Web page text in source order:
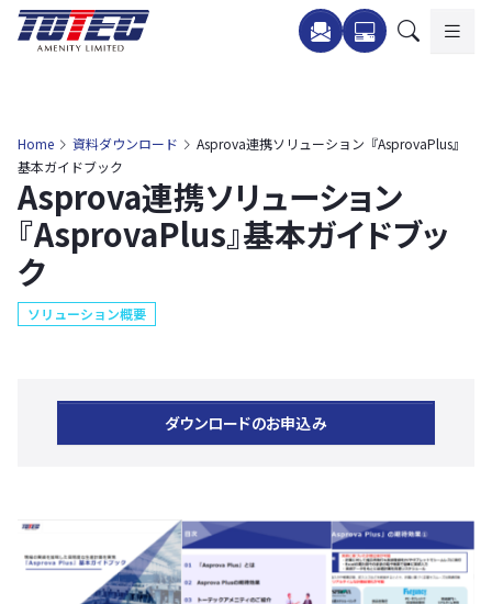
Home 資料ダウンロード
Asprova連携ソリューション『AsprovaPlus』
基本ガイドブック
Asprova連携ソリューション
『AsprovaPlus』基本ガイドブッ
ク
ソリューション概要
ダウンロードのお申込み